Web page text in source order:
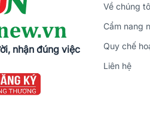
nhận đúng việc
Về chúng
Cẩm nang
Quy chế
Liên hệ